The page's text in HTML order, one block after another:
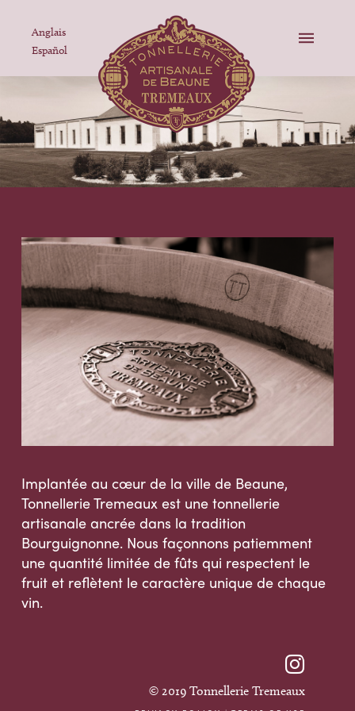
Anglais
Español
Implantée au cœur de la ville de Beaune,
Tonnellerie Tremeaux est une tonnellerie
artisanale ancrée dans la tradition
Bourguignonne. Nous façonnons patiemment
une quantité limitée de fûts qui respectent le
fruit et reflètent le caractère unique de chaque
vin.
© 2019 Tonnellerie Tremeaux